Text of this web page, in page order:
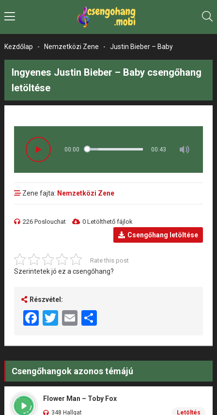
Kezdőlap - Nemzetközi Zene - Justin Bieber – Baby
Ingyenes Justin Bieber – Baby csengőhang
letöltése
00:00 00:43
Zene fajta: Nemzetközi Zene
226 Poslouchat 0 Letölthető fájlok
Csengőhang letöltése
Rate this post
Szerintetek jó ez a csengőhang?
Részvétel:
Facebook
Twitter
EmailShare
Csengőhangok azonos témájú
Flower Man – Toby Fox
348 Hallgat Letöltés